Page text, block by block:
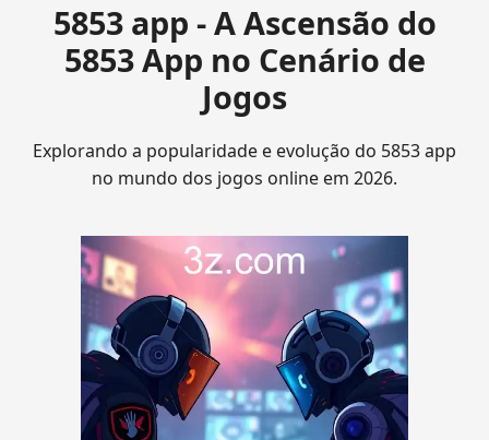
5853 app - A Ascensão do
5853 App no Cenário de
Jogos
Explorando a popularidade e evolução do 5853 app
no mundo dos jogos online em 2026.